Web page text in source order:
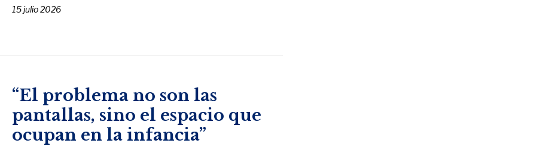
15 julio 2026
“El problema no son las
pantallas, sino el espacio que
ocupan en la infancia”